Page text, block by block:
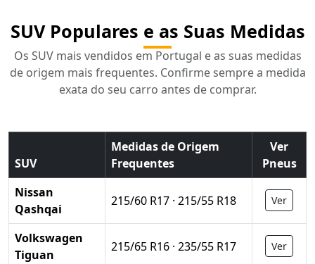
SUV Populares e as Suas Medidas
Os SUV mais vendidos em Portugal e as suas medidas
de origem mais frequentes. Confirme sempre a medida
exata do seu carro antes de comprar.
SUV
Medidas de Origem
Frequentes
Ver
Pneus
Nissan
Qashqai
215/60 R17 · 215/55 R18 Ver
Volkswagen
Tiguan
215/65 R16 · 235/55 R17 Ver